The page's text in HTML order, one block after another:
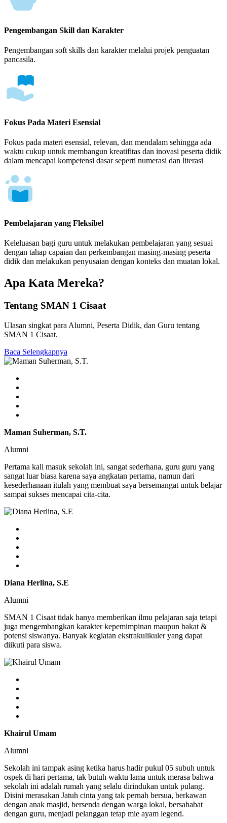
Pengembangan Skill dan Karakter
Pengembangan soft skills dan karakter melalui projek penguatan
pancasila.
Fokus Pada Materi Esensial
Fokus pada materi esensial, relevan, dan mendalam sehingga ada
waktu cukup untuk membangun kreatifitas dan inovasi peserta didik
dalam mencapai kompetensi dasar seperti numerasi dan literasi
Pembelajaran yang Fleksibel
Keleluasan bagi guru untuk melakukan pembelajaran yang sesuai
dengan tahap capaian dan perkembangan masing-masing peserta
didik dan melakukan penyusaian dengan konteks dan muatan lokal.
Apa Kata Mereka?
Tentang SMAN 1 Cisaat
Ulasan singkat para Alumni, Peserta Didik, dan Guru tentang
SMAN 1 Cisaat.
Baca Selengkapnya
Maman Suherman, S.T.
Alumni
Pertama kali masuk sekolah ini, sangat sederhana, guru guru yang
sangat luar biasa karena saya angkatan pertama, namun dari
kesederhanaan itulah yang membuat saya bersemangat untuk belajar
sampai sukses mencapai cita-cita.
Diana Herlina, S.E
Alumni
SMAN 1 Cisaat tidak hanya memberikan ilmu pelajaran saja tetapi
juga mengembangkan karakter kepemimpinan maupun bakat &
potensi siswanya. Banyak kegiatan ekstrakulikuler yang dapat
diikuti para siswa.
Khairul Umam
Alumni
Sekolah ini tampak asing ketika harus hadir pukul 05 subuh untuk
ospek di hari pertama, tak butuh waktu lama untuk merasa bahwa
sekolah ini adalah rumah yang selalu dirindukan untuk pulang.
Disini merasakan Jatuh cinta yang tak pernah bersua, berkawan
dengan anak masjid, bersenda dengan warga lokal, bersahabat
dengan guru, menjadi pelanggan tetap mie ayam legend.